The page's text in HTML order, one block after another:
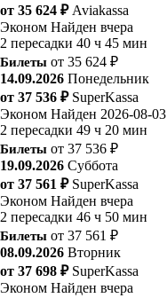
от 35 624 ₽ Aviakassa
Эконом Найден вчера
2 пересадки 40 ч 45 мин
Билеты от 35 624 ₽
14.09.2026 Понедельник
от 37 536 ₽ SuperKassa
Эконом Найден 2026-08-03
2 пересадки 49 ч 20 мин
Билеты от 37 536 ₽
19.09.2026 Суббота
от 37 561 ₽ SuperKassa
Эконом Найден вчера
2 пересадки 46 ч 50 мин
Билеты от 37 561 ₽
08.09.2026 Вторник
от 37 698 ₽ SuperKassa
Эконом Найден вчера